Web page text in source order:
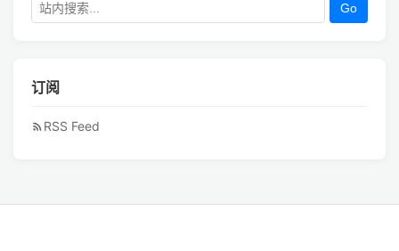
Go
订阅
RSS Feed